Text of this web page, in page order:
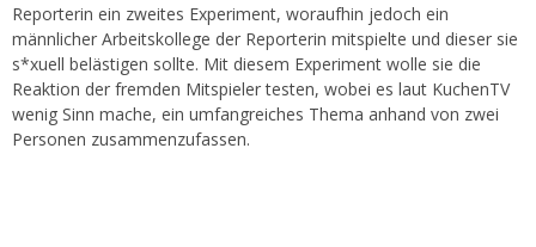
Reporterin ein zweites Experiment, woraufhin jedoch ein
männlicher Arbeitskollege der Reporterin mitspielte und dieser sie
s*xuell belästigen sollte. Mit diesem Experiment wolle sie die
Reaktion der fremden Mitspieler testen, wobei es laut KuchenTV
wenig Sinn mache, ein umfangreiches Thema anhand von zwei
Personen zusammenzufassen.